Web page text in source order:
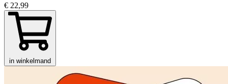
€ 22,99
in winkelmand